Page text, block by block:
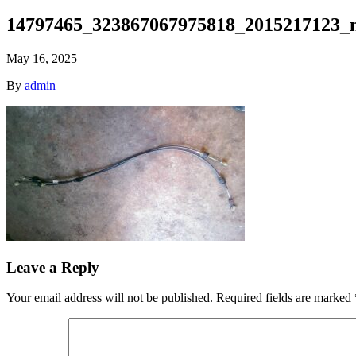
May 16, 2025
By admin
Leave a Reply
Your email address will not be published. Required fields are marked